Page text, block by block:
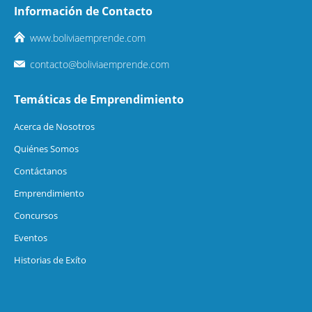
Información de Contacto
www.boliviaemprende.com
contacto@boliviaemprende.com
Temáticas de Emprendimiento
Acerca de Nosotros
Quiénes Somos
Contáctanos
Emprendimiento
Concursos
Eventos
Historias de Exíto